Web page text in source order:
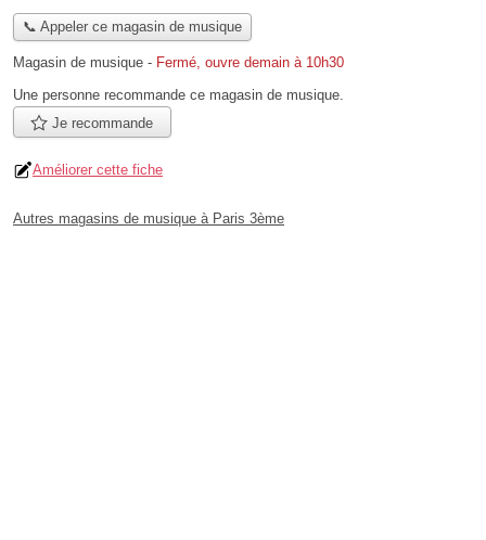
📞 Appeler ce magasin de musique
Magasin de musique - Fermé, ouvre demain à 10h30
Une personne recommande ce magasin de musique.
Je recommande
Améliorer cette fiche
Autres magasins de musique à Paris 3ème